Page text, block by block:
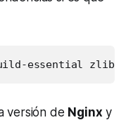
essential zlib1g-
versión de Nginx y